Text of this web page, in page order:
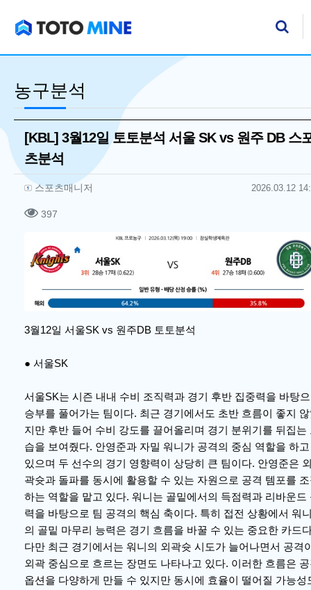
농구분석
[KBL] 3월12일 토토분석 서울 SK vs 원주 DB 스
츠분석
작성자 정보
스포츠매니저 작성일
2026.03.12
컨텐츠 정보
397
본문
3월12일 서울SK vs 원주DB 토토분석
● 서울SK
서울SK는 시즌 내내 수비 조직력과 경기 후반 집중력을 바탕
승부를 풀어가는 팀이다. 최근 경기에서도 초반 흐름이 좋지
지만 후반 들어 수비 강도를 끌어올리며 경기 분위기를 뒤집는
습을 보여줬다. 안영준과 자밀 워니가 공격의 중심 역할을 하고
있으며 두 선수의 경기 영향력이 상당히 큰 팀이다. 안영준은
곽슛과 돌파를 동시에 활용할 수 있는 자원으로 공격 템포를
하는 역할을 맡고 있다. 워니는 골밑에서의 득점력과 리바운드
력을 바탕으로 팀 공격의 핵심 축이다. 특히 접전 상황에서 워
의 골밑 마무리 능력은 경기 흐름을 바꿀 수 있는 중요한 카드
다만 최근 경기에서는 워니의 외곽슛 시도가 늘어나면서 공격
외곽 중심으로 흐르는 장면도 나타나고 있다. 이러한 흐름은
옵션을 다양하게 만들 수 있지만 동시에 효율이 떨어질 가능성